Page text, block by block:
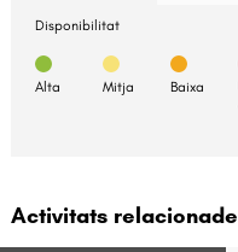
Disponibilitat
Alta Mitja Baixa
Activitats